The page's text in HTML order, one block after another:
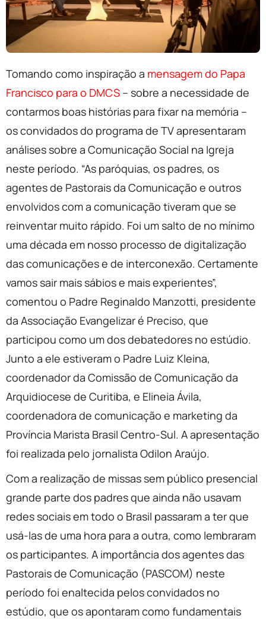
Tomando como inspiração a mensagem do Papa
Francisco para o DMCS – sobre a necessidade de
contarmos boas histórias para fixar na memória –
os convidados do programa de TV apresentaram
análises sobre a Comunicação Social na Igreja
neste período. “As paróquias, os padres, os
agentes de Pastorais da Comunicação e outros
envolvidos com a comunicação tiveram que se
reinventar muito rápido. Foi um salto de no mínimo
uma década em nosso processo de digitalização
das comunicações e de interconexão. Certamente
vamos sair mais sábios e mais experientes”,
comentou o Padre Reginaldo Manzotti, presidente
da Associação Evangelizar é Preciso, que
participou como um dos debatedores no estúdio.
Junto a ele estiveram o Padre Luiz Kleina,
coordenador da Comissão de Comunicação da
Arquidiocese de Curitiba, e Elineia Ávila,
coordenadora de comunicação e marketing da
Província Marista Brasil Centro-Sul. A apresentação
foi realizada pelo jornalista Odilon Araújo.
Com a realização de missas sem público presencial
grande parte dos padres que ainda não usavam
redes sociais em todo o Brasil passaram a ter que
usá-las de uma hora para a outra, como lembraram
os participantes. A importância dos agentes das
Pastorais de Comunicação (PASCOM) neste
período foi enaltecida pelos convidados no
estúdio, que os apontaram como fundamentais